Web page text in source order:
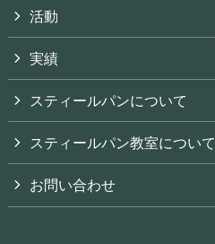
活動
実績
スティールパンについて
スティールパン教室について
お問い合わせ